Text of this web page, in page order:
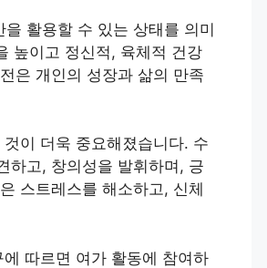
활용할 수 있는 상태를 의미
높이고 정신적, 육체적 건강
은 개인의 성장과 삶의 만족
이 더욱 중요해졌습니다. 수
하고, 창의성을 발휘하며, 긍
스트레스를 해소하고, 신체
따르면 여가 활동에 참여하